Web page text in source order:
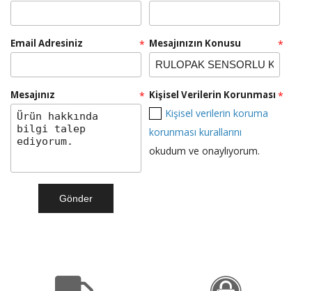
RULOPAK SENSÖRLÜ HAVLU MAKİNESİ 26 CM -
BEYAZ
Teklif Al!
SR 1601 B Akülü
Email Adresiniz * Mesajınızın Konusu *
Mesajınız * Kişisel Verilerin Korunması
Kişisel verilerin koruma
korunması kurallarını
okudum ve onaylıyorum.
*